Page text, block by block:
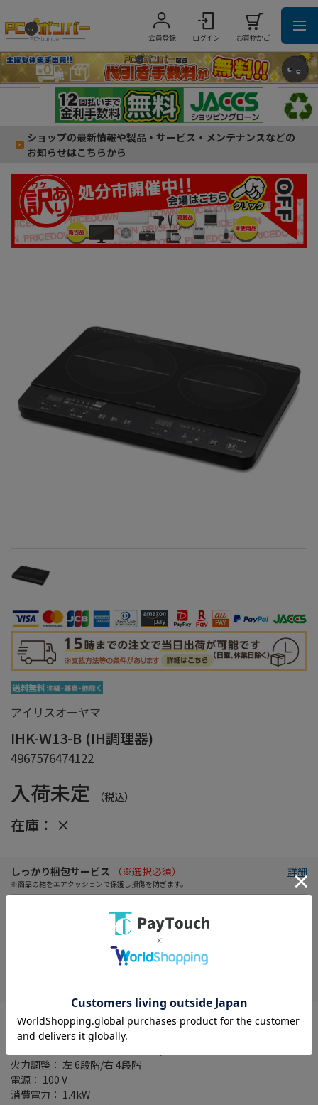
会員登録 ログイン お買物かご
ショップの最新情報や製品・サービス・メンテナンスなどの
お知らせはこちらから
アイリスオーヤマ
IHK-W13-B (IH調理器)
4967576474122
入荷未定 （税込）
在庫： ×
しっかり梱包サービス （※選択必須）
※商品の箱をエアクッションで保護し損傷を防ぎます。
詳細
在庫がありません
設置タイプ： 据え置き
ヒーター： 2 口
火力調整： 左 6段階/右 4段階
電源： 100 V
消費電力： 1.4kW